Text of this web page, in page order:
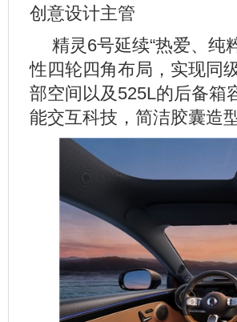
创意设计主管
精灵6号延续“热爱、纯
性四轮四角布局，实现同
部空间以及525L的后备箱
能交互科技，简洁胶囊造